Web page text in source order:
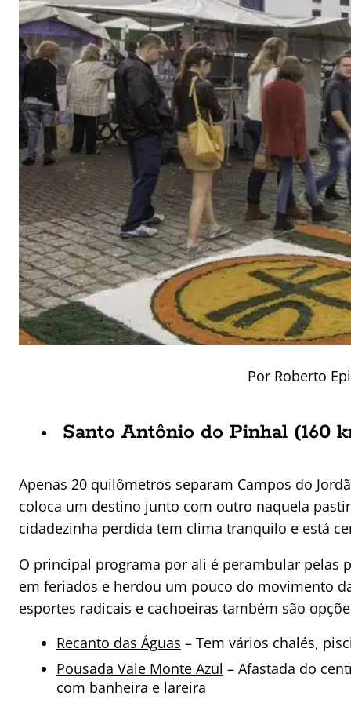
Por Roberto
Santo Antônio do Pinhal (160
Apenas 20 quilômetros separam Campos do
coloca um destino junto com outro naquela
cidadezinha perdida tem clima tranquilo e está
O principal programa por ali é perambular pelas
em feriados e herdou um pouco do movimento
esportes radicais e cachoeiras também são
Recanto das Águas – Tem vários chalés,
Pousada Vale Monte Azul – Afastada do
com banheira e lareira